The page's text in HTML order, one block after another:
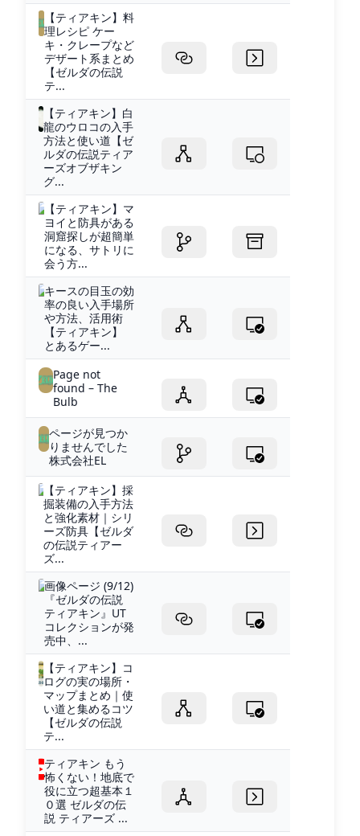
【ティアキン】料
理レシピ ケー
キ・クレープなど
デザート系まとめ
【ゼルダの伝説
テ...
【ティアキン】白
龍のウロコの入手
方法と使い道【ゼ
ルダの伝説ティア
ーズオブザキン
グ...
【ティアキン】マ
ヨイと防具がある
洞窟探しが超簡単
になる、サトリに
会う方...
キースの目玉の効
率の良い入手場所
や方法、活用術
【ティアキン】
とあるゲー...
Page not
found – The
Bulb
ページが見つか
りませんでした
株式会社EL
【ティアキン】採
掘装備の入手方法
と強化素材｜シリ
ーズ防具【ゼルダ
の伝説ティアー
ズ...
画像ページ (9/12)
『ゼルダの伝説
ティアキン』UT
コレクションが発
売中、...
【ティアキン】コ
ログの実の場所・
マップまとめ｜使
い道と集めるコツ
【ゼルダの伝説
テ...
ティアキン もう
怖くない！地底で
役に立つ超基本１
０選 ゼルダの伝
説 ティアーズ ...